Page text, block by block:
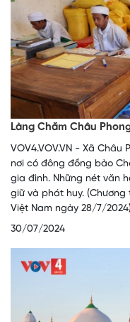
Làng Chăm Châu
VOV4.VOV.VN - Xã
nơi có đông đồng bào
gia đình. Những nét văn
giữ và phát huy.
Việt Nam ngày 28/7/2024)
30/07/2024